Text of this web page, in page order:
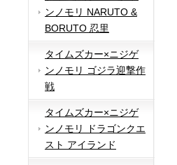
ンノモリ NARUTO &
BORUTO 忍里
タイムズカー×ニジゲ
ンノモリ ゴジラ迎撃作
戦
タイムズカー×ニジゲ
ンノモリ ドラゴンクエ
スト アイランド